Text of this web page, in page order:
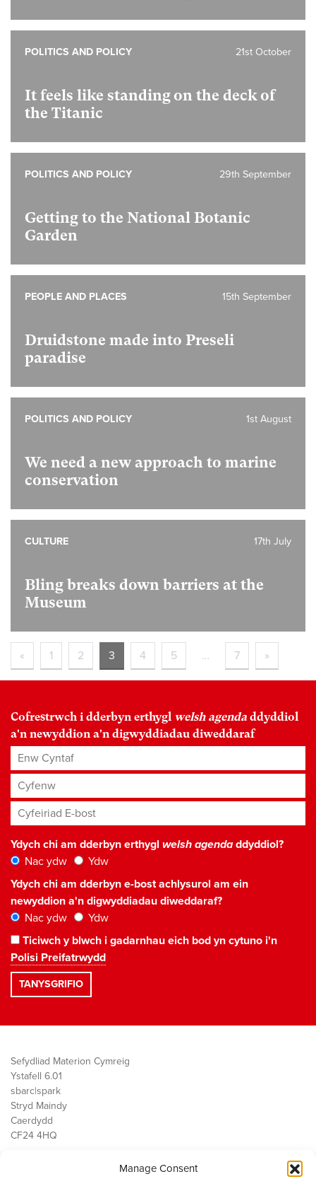
Manage Consent
It feels like standing on the deck of
the Titanic
21st October
POLITICS AND POLICY
Getting to the National Botanic
Garden
29th September
POLITICS AND POLICY
Druidstone made into Preseli
paradise
15th September
PEOPLE AND PLACES
We need a new approach to marine
conservation
1st August
POLITICS AND POLICY
Bling breaks down barriers at the
Museum
17th July
CULTURE
« 1 2 3 4 5 … 7 »
Cofrestrwch i dderbyn erthygl welsh agenda ddyddiol
a'n newyddion a'n digwyddiadau diweddaraf
Enw Cyntaf
Cyfenw
Cyfeiriad E-bost*
Ydych chi am dderbyn erthygl welsh agendaddyddiol?
Nac ydw
Ydw
Ydych chi am dderbyn e-bost achlysurol am ein
newyddion a'n digwyddiadau diweddaraf?
Nac ydw
Ydw
Ticiwch y blwch i gadarnhau eich bod yn cytuno i'n
Polisi Preifatrwydd
Sefydliad Materion Cymreig
Ystafell 6.01
sbarc|spark
Stryd Maindy
Caerdydd
CF24 4HQ